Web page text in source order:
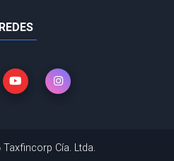
REDES
Taxfincorp Cía. Ltda.